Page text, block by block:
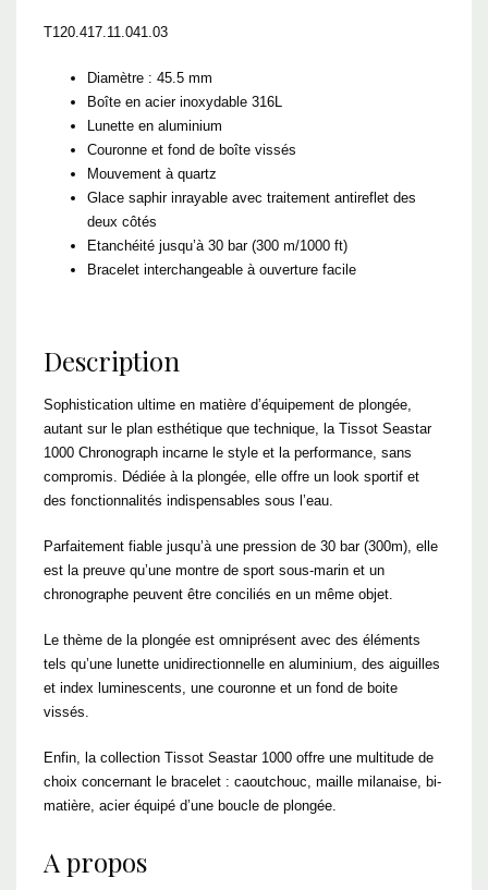
T120.417.11.041.03
Diamètre : 45.5 mm
Boîte en acier inoxydable 316L
Lunette en aluminium
Couronne et fond de boîte vissés
Mouvement à quartz
Glace saphir inrayable avec traitement antireflet des
deux côtés
Etanchéité jusqu’à 30 bar (300 m/1000 ft)
Bracelet interchangeable à ouverture facile
Description
Sophistication ultime en matière d’équipement de plongée,
autant sur le plan esthétique que technique, la Tissot Seastar
1000 Chronograph incarne le style et la performance, sans
compromis. Dédiée à la plongée, elle offre un look sportif et
des fonctionnalités indispensables sous l’eau.
Parfaitement fiable jusqu’à une pression de 30 bar (300m), elle
est la preuve qu’une montre de sport sous-marin et un
chronographe peuvent être conciliés en un même objet.
Le thème de la plongée est omniprésent avec des éléments
tels qu’une lunette unidirectionnelle en aluminium, des aiguilles
et index luminescents, une couronne et un fond de boite
vissés.
Enfin, la collection Tissot Seastar 1000 offre une multitude de
choix concernant le bracelet : caoutchouc, maille milanaise, bi-
matière, acier équipé d’une boucle de plongée.
A propos